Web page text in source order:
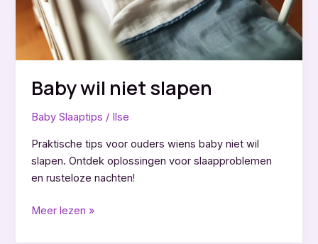
Baby wil niet slapen
Baby Slaaptips / Ilse
Praktische tips voor ouders wiens baby niet wil
slapen. Ontdek oplossingen voor slaapproblemen
en rusteloze nachten!
Baby
Meer lezen »